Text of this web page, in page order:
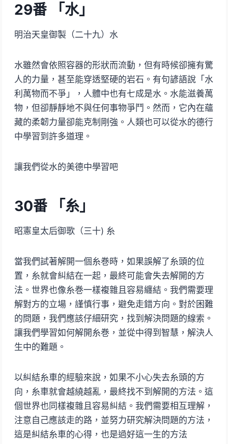
29番 「水」
明治天皇御製（二十九）水
水雖然會依照容器的形狀而流動，但有時候卻擁有驚
人的力量，甚至能穿透堅硬的岩石。有句諺語說「水
利萬物而不爭」，人體中也有七成是水。水能滋養萬
物，但卻靜靜地不與任何事物爭鬥。然而，它內在蘊
藏的柔韌力量卻能克制剛強。人類也可以從水的德行
中學習到許多道理。
讓我們從水的美德中學習吧
30番 「糸」
昭憲皇太后御歌（三十) 糸
當我們試著解開一個糸巻時，如果誤解了糸頭的位
置，糸就會糾結在一起，最終可能會失去解開的方
法。世界也像糸巻一樣複雜且容易纏結。我們需要理
解對方的立場，謹慎行事，避免走錯方向。對於困難
的問題，我們應該仔細研究，找到解決問題的線索。
讓我們學習如何解開糸巻，並從中得到智慧，解決人
生中的難題。
以糾結糸車的經驗來說，如果不小心失去糸頭的方
向，糸車就會越繞越亂，最終找不到解開的方法。這
個世界也同樣複雜且容易糾結。我們需要相互理解，
注意自己應該走的路，並努力研究解決問題的方法，
這是糾結糸車的心得，也是過好這一生的方法